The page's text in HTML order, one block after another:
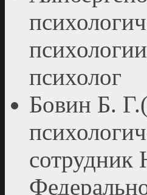
психолог
Бовин Б.
сотрудник